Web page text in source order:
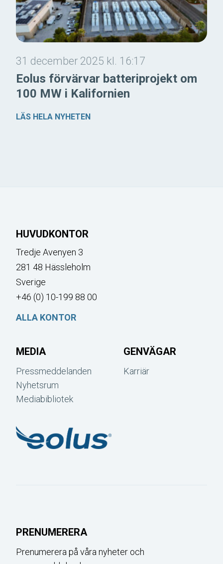
31 december 2025 kl. 16:17
Eolus förvärvar batteriprojekt om
100 MW i Kalifornien
LÄS HELA NYHETEN
HUVUDKONTOR
Tredje Avenyen 3
281 48 Hässleholm
Sverige
+46 (0) 10-199 88 00
ALLA KONTOR
MEDIA
Pressmeddelanden
Nyhetsrum
Mediabibliotek
GENVÄGAR
Karriär
PRENUMERERA
Prenumerera på våra nyheter och